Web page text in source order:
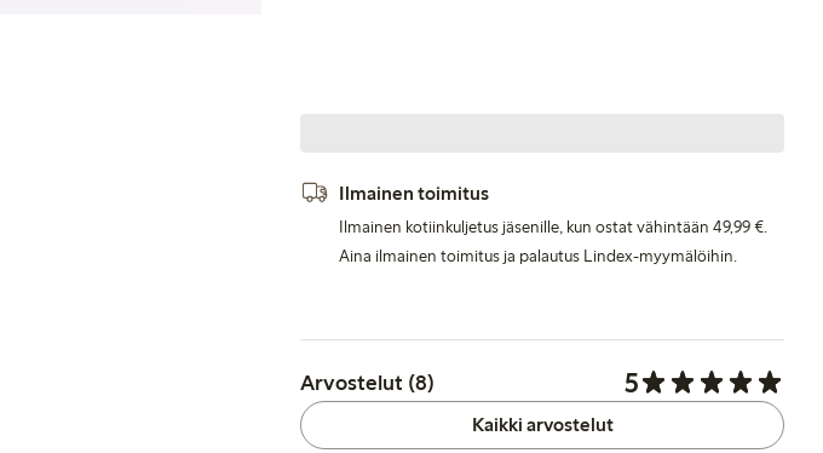
Ilmainen toimitus
Ilmainen kotiinkuljetus jäsenille, kun ostat vähintään 49,99 €.
Aina ilmainen toimitus ja palautus Lindex-myymälöihin.
Arvostelut (8) 5
Kaikki arvostelut